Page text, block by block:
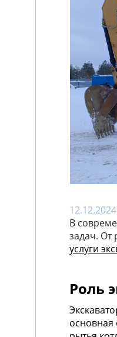
12.12.2024
В
задач. От
услуги
Роль
основная